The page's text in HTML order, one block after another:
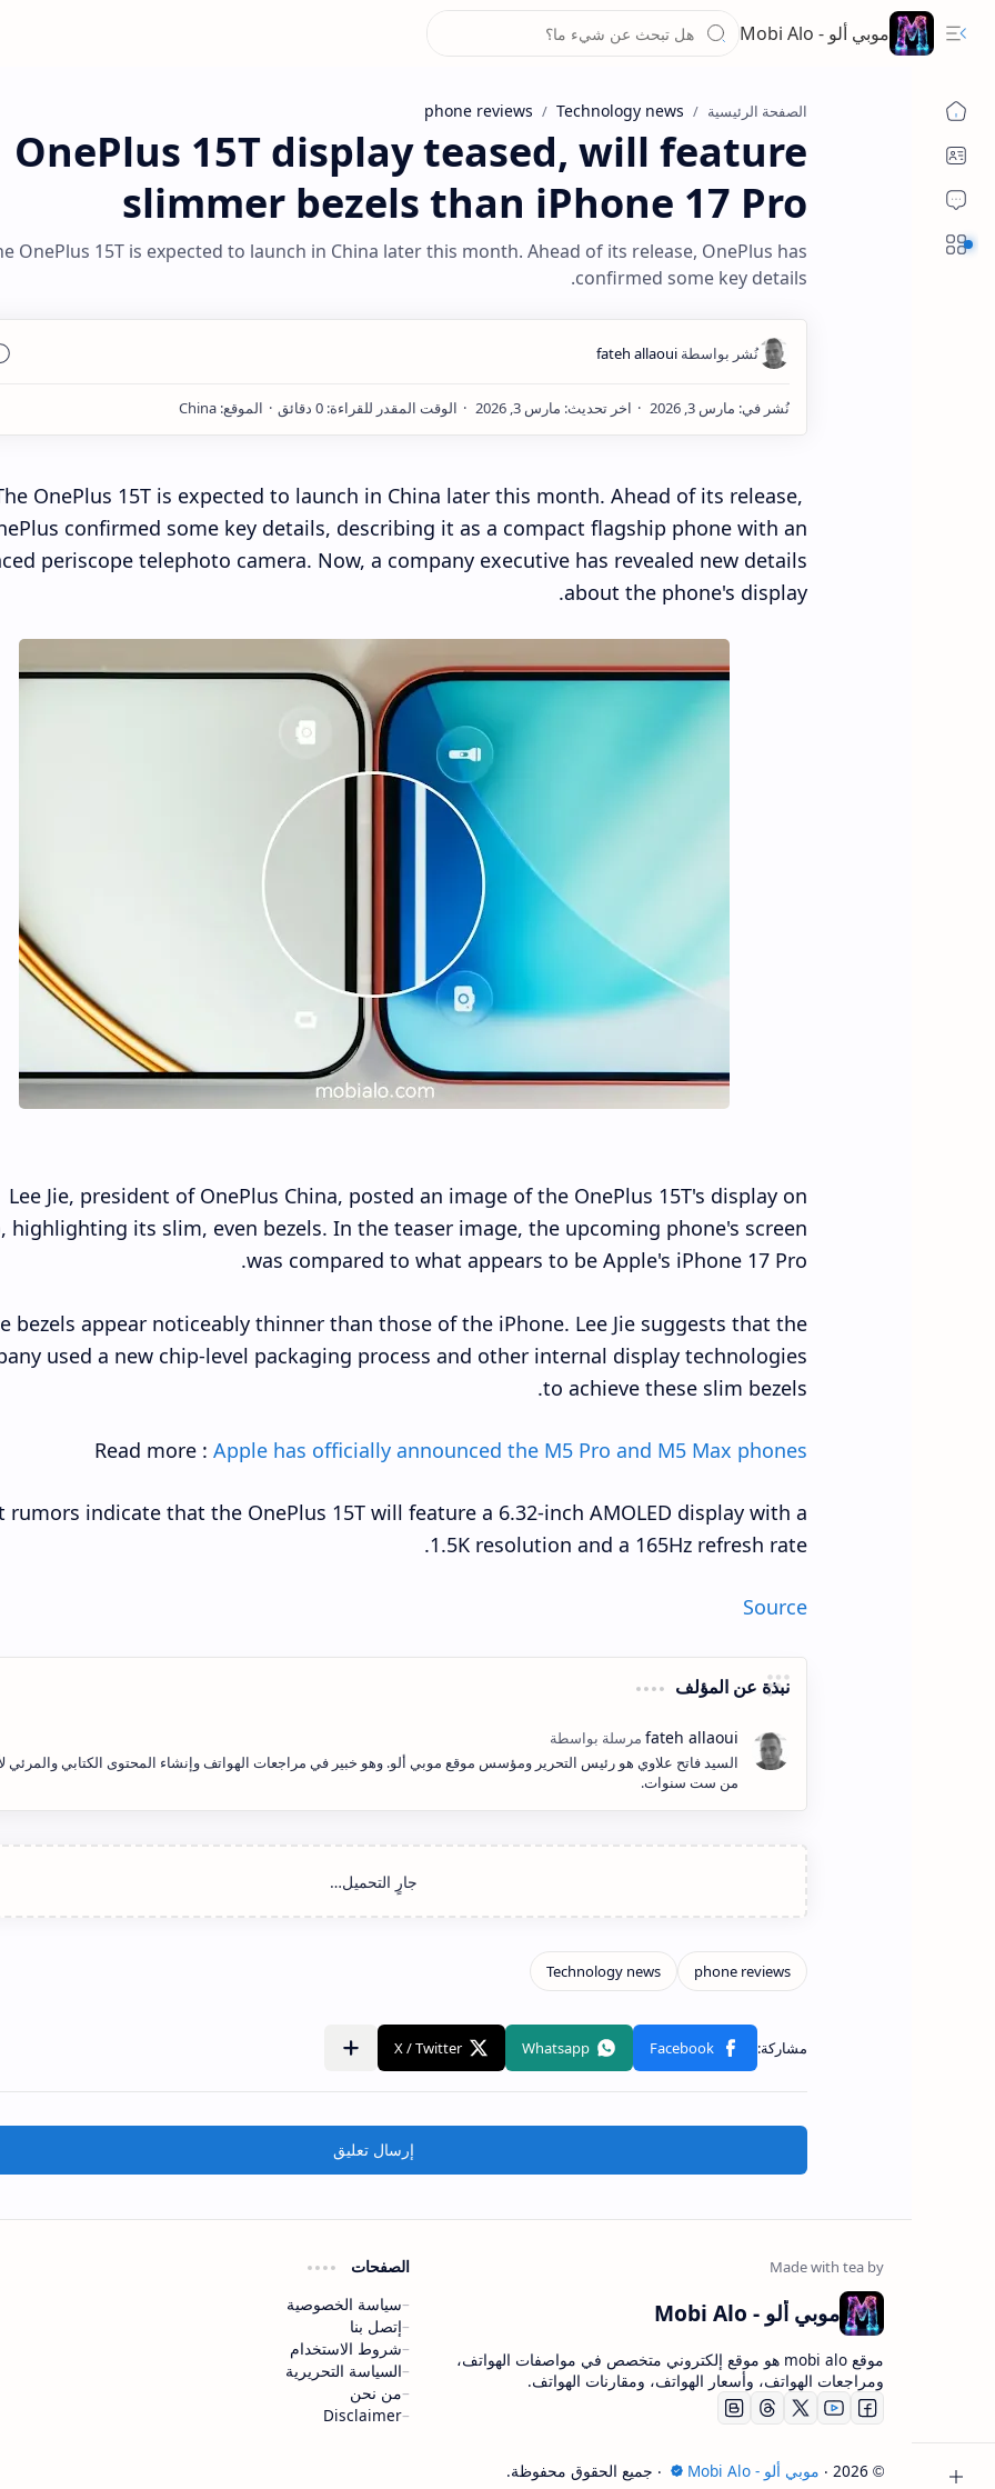
موبي ألو - Mobi Alo
الصفحة الرئيسية phone reviews Technology news
OnePlus 15T display teased, will feature
slimmer bezels than iPhone 17 Pro
OnePlus 15T is expected to launch in China later this month. Ahead of its release, OnePlus has
confirmed some key details.
OnePlus 15T is expected to launch in China later this month. Ahead of its release,
confirmed some key details, describing it as a compact flagship phone with an
periscope telephoto camera. Now, a company executive has revealed new details
about the phone's display.
Lee Jie, president of OnePlus China, posted an image of the OnePlus 15T's display on
highlighting its slim, even bezels. In the teaser image, the upcoming phone's screen
was compared to what appears to be Apple's iPhone 17 Pro.
bezels appear noticeably thinner than those of the iPhone. Lee Jie suggests that the
used a new chip-level packaging process and other internal display technologies
to achieve these slim bezels.
Read more : Apple has officially announced the M5 Pro and M5 Max phones
rumors indicate that the OnePlus 15T will feature a 6.32-inch AMOLED display with a
1.5K resolution and a 165Hz refresh rate.
Source
نبذة عن المؤلف
السيد فاتح علاوي هو رئيس التحرير ومؤسس موقع موبي ألو. وهو خبير في مراجعات الهواتف وإنشاء المحتوى الكتابي والمرئي
من ست سنوات.
إرسال تعليق
موبي ألو - Mobi Alo
موقع mobi alo هو موقع إلكتروني متخصص في مواصفات الهواتف،
ومراجعات الهواتف، وأسعار الهواتف، ومقارنات الهواتف.
الصفحات
سياسة الخصوصية
إتصل بنا
شروط الاستخدام
السياسة التحريرية
من نحن
Disclaimer
©
2026
‧ موبي ألو - Mobi Alo ‧ جميع الحقوق محفوظة.